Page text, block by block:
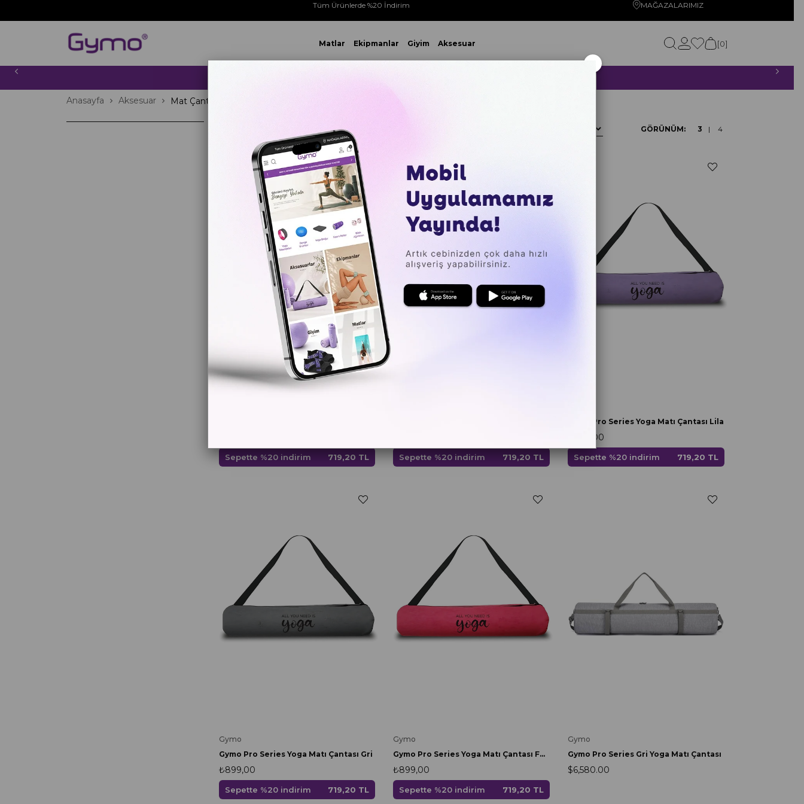
Tüm Ürünlerde %20 İndirim MAĞAZALARIMIZ
Matlar Ekipmanlar Giyim Aksesuar 0
Anasayfa Aksesuar Mat Çantası
Sepette %20 indirim 719,20 TL Sepette %20 indirim 719,20 TL
Gymo Pro Series Yoga Matı Çantası Lila
₺899,00
Sepette %20 indirim 719,20 TL
Gymo
Gymo Pro Series Yoga Matı Çantası Gri
₺899,00
Sepette %20 indirim 719,20 TL
Gymo
Gymo Pro Series Yoga Matı Çantası Fuşya
₺899,00
Sepette %20 indirim 719,20 TL
Gymo
Gymo Pro Series Gri Yoga Matı Çantası
$6,580.00